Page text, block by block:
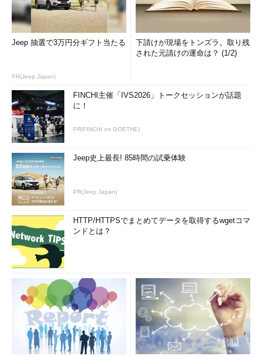
Jeep 抽選で3万円分ギフト当たる
PR(Jeep Japan)
下請けが現場をトンズラ。取り残
された元請けの運命は？ (1/2)
FINCHI主催「IVS2026」トークセッションが話題
に！
PR(FINCHI on GOETHE)
Jeep史上最長! 85時間の試乗体験
PR(Jeep Japan)
HTTP/HTTPSでまとめてデータを取得するwgetコマ
ンドとは？